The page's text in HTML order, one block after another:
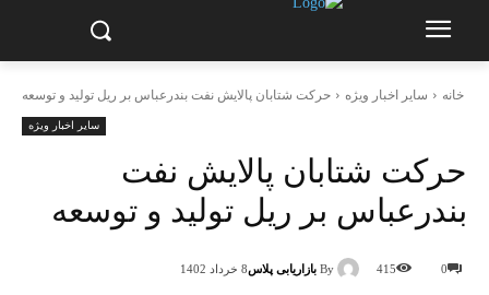
خانه سایر اخبار ویژه حرکت شتابان پالایش نفت بندرعباس بر ریل تولید و توسعه
سایر اخبار ویژه
حرکت شتابان پالایش نفت
بندرعباس بر ریل تولید و توسعه
By بازاریابی پلاس8 خرداد 1402 0
415